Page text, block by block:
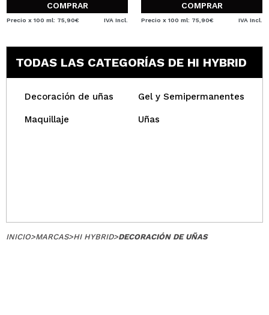
COMPRAR
Precio x 100 ml: 75,90€ IVA Incl.
COMPRAR
Precio x 100 ml: 75,90€ IVA Incl.
TODAS LAS CATEGORÍAS DE HI HYBRID
Decoración de uñas Gel y Semipermanentes
Maquillaje Uñas
INICIO>MARCAS>HI HYBRID>DECORACIÓN DE UÑAS